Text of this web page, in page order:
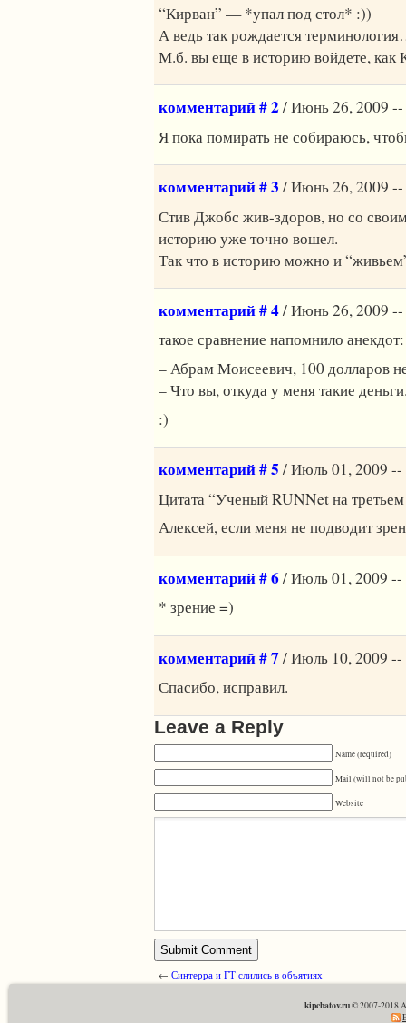
“Кирван” — *упал под стол* :))
А ведь так рождается
М.б. вы еще в историю войдете, как
комментарий # 2/ Июнь 26, 2009
Я пока помирать не собираюсь,
комментарий # 3/ Июнь 26, 2009
Стив Джобс жив-здоров, но со
историю уже точно вошел.
Так что в историю можно и
комментарий # 4/ Июнь 26, 2009
такое сравнение напомнило анекдот:
– Абрам Моисеевич, 100 долларов
– Что вы, откуда у меня такие
:)
комментарий # 5/ Июль 01, 2009
Цитата “Ученый RUNNet на
Алексей, если меня не подводит
комментарий # 6/ Июль 01, 2009
* зрение =)
комментарий # 7/ Июль 10, 2009
Спасибо, исправил.
Leave a Reply
Name (required)
Mail (will not be
Website
← Синтерра и ГТ слились в объятиях
kipchatov.ru© 2007-2018